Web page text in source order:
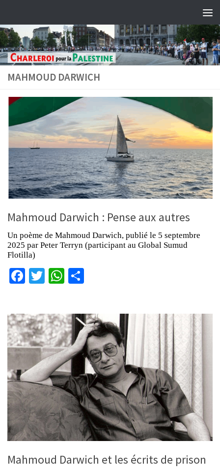
MAHMOUD DARWICH
Mahmoud Darwich : Pense aux autres
Un poème de Mahmoud Darwich, publié le 5 septembre
2025 par Peter Terryn (participant au Global Sumud
Flotilla)
Facebook
TwitterWhatsApp
Mahmoud Darwich et les écrits de prison